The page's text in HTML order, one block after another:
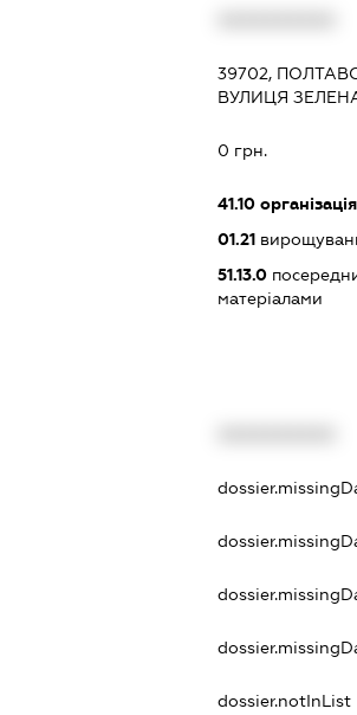
39702,
ВУЛИЦЯ
0 грн.
41.10
01.21
51.13.0
матеріалами
dossier.notInList